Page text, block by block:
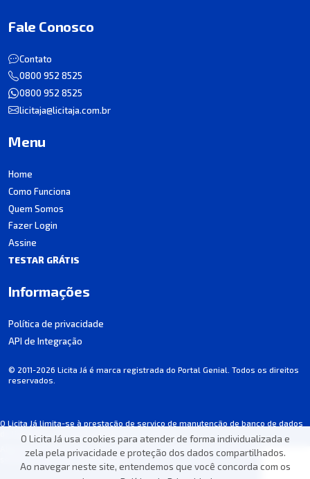
O Licita Já usa cookies para atender de forma individualizada e
zela pela privacidade e proteção dos dados compartilhados.
Ao navegar neste site, entendemos que você concorda com os
O Licita Já limita-se à prestação de serviço de manutenção de banco de dados
de licitações, não participando dos processos.
Algumas informações podem apresentar incorreções involuntárias. Consulte
sempre o edital de cada licitação.
Fale Conosco
Contato
0800 952 8525
0800 952 8525
licitaja@licitaja.com.br
Menu
Home
Como Funciona
Quem Somos
Fazer Login
Assine
TESTAR GRÁTIS
Informações
Política de privacidade
API de Integração
© 2011-2026 Licita Já é marca registrada do Portal Genial. Todos os direitos
reservados.